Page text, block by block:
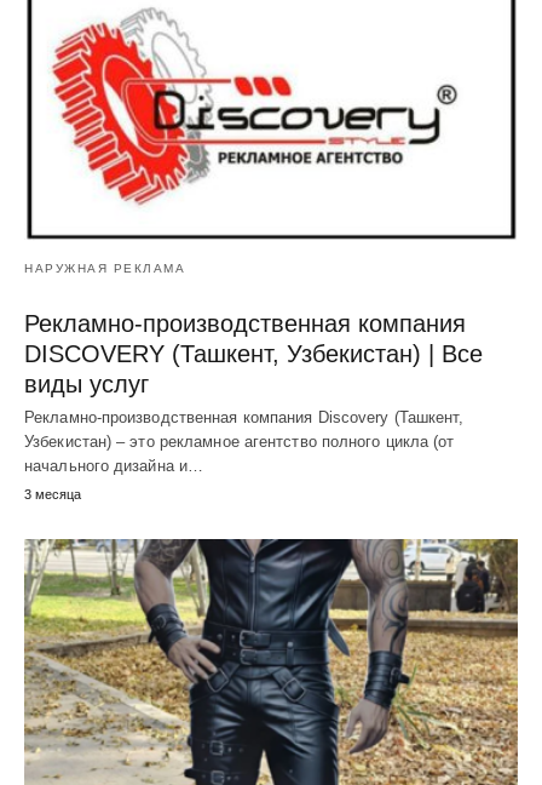
НАРУЖНАЯ РЕКЛАМА
Рекламно-производственная компания
DISCOVERY (Ташкент, Узбекистан) | Все
виды услуг
Рекламно-производственная компания Discovery (Ташкент,
Узбекистан) – это рекламное агентство полного цикла (от
начального дизайна и…
3 месяца